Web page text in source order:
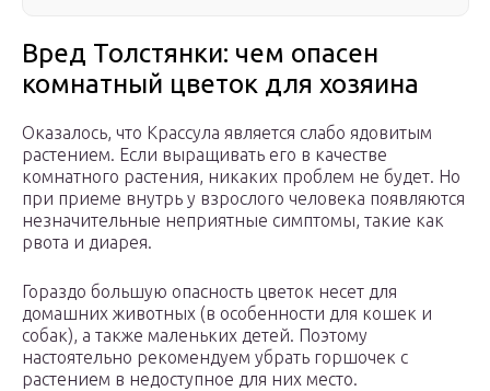
Вред Толстянки: чем опасен
комнатный цветок для хозяина
Оказалось, что Крассула является слабо ядовитым
растением. Если выращивать его в качестве
комнатного растения, никаких проблем не будет. Но
при приеме внутрь у взрослого человека появляются
незначительные неприятные симптомы, такие как
рвота и диарея.
Гораздо большую опасность цветок несет для
домашних животных (в особенности для кошек и
собак), а также маленьких детей. Поэтому
настоятельно рекомендуем убрать горшочек с
растением в недоступное для них место.